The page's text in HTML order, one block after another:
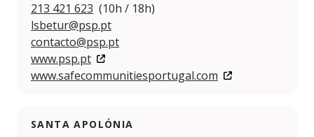
213 421 623 (10h / 18h)
lsbetur@psp.pt
contacto@psp.pt
www.psp.pt
www.safecommunitiesportugal.com
SANTA APOLÓNIA